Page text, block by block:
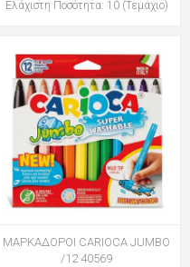
Ελάχιστη Ποσότητα: 10 (Τεμάχιο)
ΜΑΡΚΑΔΟΡΟΙ CARIOCA JUMBO
/12 40569